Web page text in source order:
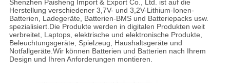
Shenzhen Paisheng Import & Export Co., Ltd. ist auf die
Herstellung verschiedener 3,7V- und 3,2V-Lithium-Ionen-
Batterien, Ladegeräte, Batterien-BMS und Batteriepacks usw.
spezialisiert.Die Produkte werden in digitalen Produkten weit
verbreitet, Laptops, elektrische und elektronische Produkte,
Beleuchtungsgeräte, Spielzeug, Haushaltsgeräte und
Notfallgeräte.Wir können Batterien und Batterien nach Ihrem
Design und Ihren Anforderungen montieren.